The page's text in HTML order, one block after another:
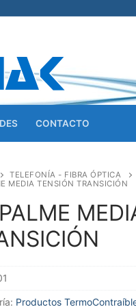
CONTACTO
TELEFONÍA - FIBRA ÓPTICA
MEDIA TENSIÓN TRANSICIÓN
Productos